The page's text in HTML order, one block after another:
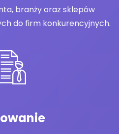
branży oraz sklepów
do firm konkurencyjnych.